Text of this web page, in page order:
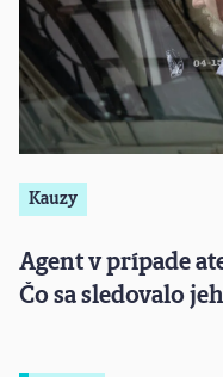
Kauzy
Agent v prípade
Čo sa sledovalo